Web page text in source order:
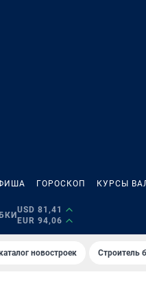
ГОРОСКОП КУРСЫ
USD 81,41
EUR 94,06
новостроек Строитель